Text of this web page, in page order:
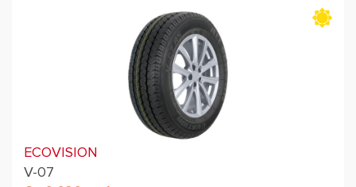
ECOVISION
V-07